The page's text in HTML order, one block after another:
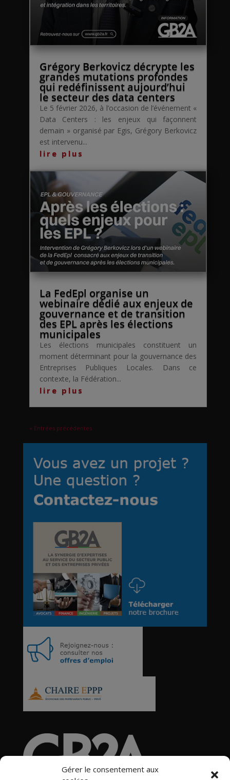
Gérer le consentement aux
Grégory Berkovicz décrypte les
grandes mutations profondes
qui redéfinissent aujourd’hui
le secteur des data centers
Le 5 février 2026, à l’occasion de l’événement «
Data Centers : les enjeux qui façonnent
demain » organisé par Egis, Grégory Berkovicz
est intervenu...
lire plus
La FedEpl organise un
webinaire dédié aux enjeux de
gouvernance et de transition
des EPL après les élections
municipales
Les élections municipales constituent un
moment déterminant pour la gouvernance des
Entreprises Publiques Locales. Dans ce
contexte, la Fédération...
lire plus
« Entrées précédentes